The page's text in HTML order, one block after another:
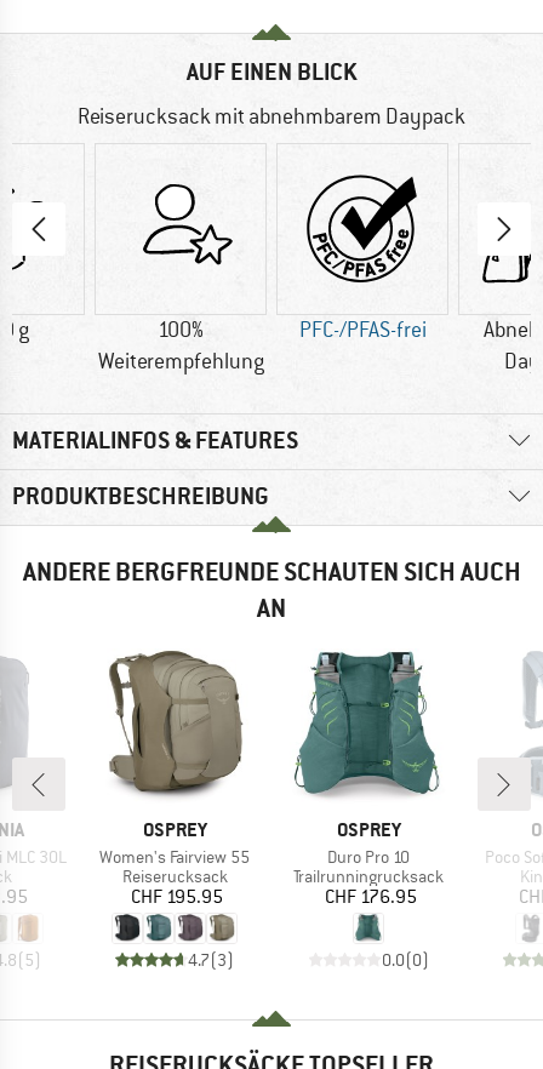
AUF EINEN BLICK
Reiserucksack mit abnehmbarem Daypack
g
100%
Weiterempfehlung
PFC-/PFAS-frei
MATERIALINFOS & FEATURES
PRODUKTBESCHREIBUNG
ANDERE BERGFREUNDE SCHAUTEN SICH AUCH
AN
30L
(5)
MARKE
OSPREY
Artikel
Women's Fairview 55
Produktgruppe
Reiserucksack
Preis
CHF 195.95
4.7(3)
MARKE
OSPREY
Artikel
Duro Pro 10
Produktgruppe
Trailrunningrucksack
Preis
CHF 176.95
0.0(0)
Artikel
Poco